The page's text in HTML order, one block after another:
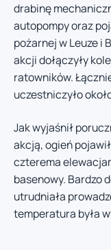
drabinę
autopompy oraz
pożarnej w Leuze i
akcji dołączyły
ratowników.
uczestniczyło
Jak wyjaśnił
akcją, ogień
czterema
basenowy. Bardzo
utrudniała
temperatura była